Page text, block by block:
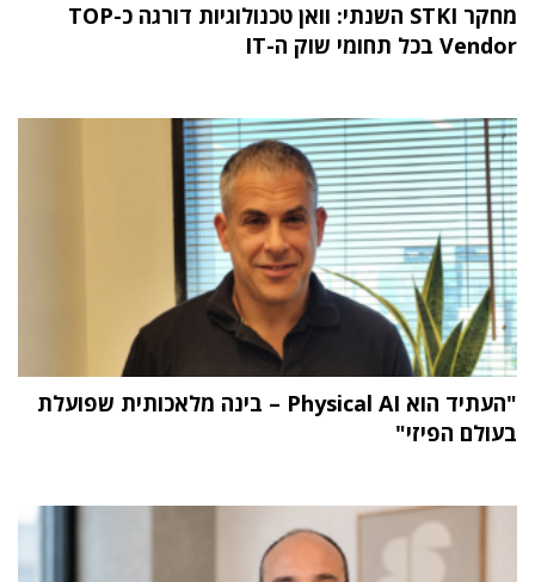
מחקר STKI השנתי: וואן טכנולוגיות דורגה כ-TOP
Vendor בכל תחומי שוק ה-IT
"העתיד הוא Physical AI – בינה מלאכותית שפועלת
בעולם הפיזי"